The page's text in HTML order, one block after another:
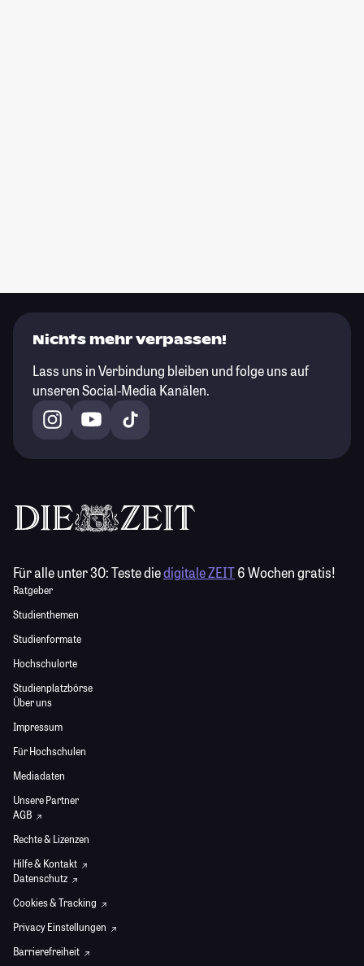
Nichts mehr verpassen!
Lass uns in Verbindung bleiben und folge uns auf
unseren Social-Media Kanälen.
Für alle unter 30:Teste diedigitale ZEIT6 Wochen gratis!
Ratgeber
Studienthemen
Studienformate
Hochschulorte
Studienplatzbörse
Über uns
Impressum
Für Hochschulen
Mediadaten
Unsere Partner
AGB
Rechte & Lizenzen
Hilfe & Kontakt
Datenschutz
Cookies & Tracking
Privacy Einstellungen
Barrierefreiheit